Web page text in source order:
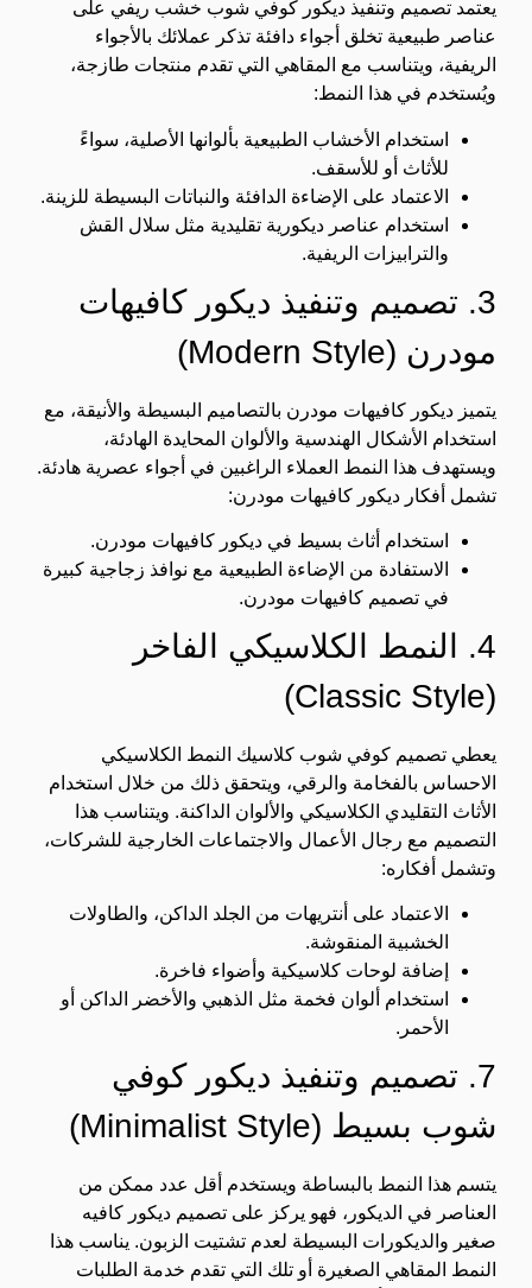
يعتمد تصميم وتنفيذ ديكور كوفي شوب خشب ريفي على
عناصر طبيعية تخلق أجواء دافئة تذكر عملائك بالأجواء
الريفية، ويتناسب مع المقاهي التي تقدم منتجات طازجة،
ويُستخدم في هذا النمط:
استخدام الأخشاب الطبيعية بألوانها الأصلية، سواءً
للأثاث أو للأسقف.
الاعتماد على الإضاءة الدافئة والنباتات البسيطة للزينة.
استخدام عناصر ديكورية تقليدية مثل سلال القش
والترابيزات الريفية.
3. تصميم وتنفيذ ديكور كافيهات
مودرن (Modern Style)
يتميز ديكور كافيهات مودرن بالتصاميم البسيطة والأنيقة، مع
استخدام الأشكال الهندسية والألوان المحايدة الهادئة،
ويستهدف هذا النمط العملاء الراغبين في أجواء عصرية هادئة.
تشمل أفكار ديكور كافيهات مودرن:
استخدام أثاث بسيط في ديكور كافيهات مودرن.
الاستفادة من الإضاءة الطبيعية مع نوافذ زجاجية كبيرة
في تصميم كافيهات مودرن.
4. النمط الكلاسيكي الفاخر
(Classic Style)
يعطي تصميم كوفي شوب كلاسيك النمط الكلاسيكي
الاحساس بالفخامة والرقي، ويتحقق ذلك من خلال استخدام
الأثاث التقليدي الكلاسيكي والألوان الداكنة. ويتناسب هذا
التصميم مع رجال الأعمال والاجتماعات الخارجية للشركات،
وتشمل أفكاره:
الاعتماد على أنتريهات من الجلد الداكن، والطاولات
الخشبية المنقوشة.
إضافة لوحات كلاسيكية وأضواء فاخرة.
استخدام ألوان فخمة مثل الذهبي والأخضر الداكن أو
الأحمر.
7. تصميم وتنفيذ ديكور كوفي
شوب بسيط (Minimalist Style)
يتسم هذا النمط بالبساطة ويستخدم أقل عدد ممكن من
العناصر في الديكور، فهو يركز على تصميم ديكور كافيه
صغير والديكورات البسيطة لعدم تشتيت الزبون. يناسب هذا
النمط المقاهي الصغيرة أو تلك التي تقدم خدمة الطلبات